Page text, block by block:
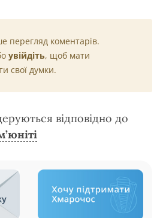
перегляд коментарів.
увійдіть, щоб мати
свої думки.
відповідно до